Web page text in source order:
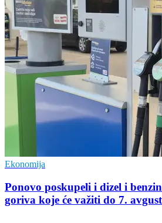
Ekonomija
Ponovo poskupeli i dizel i
goriva koje će važiti do 7.